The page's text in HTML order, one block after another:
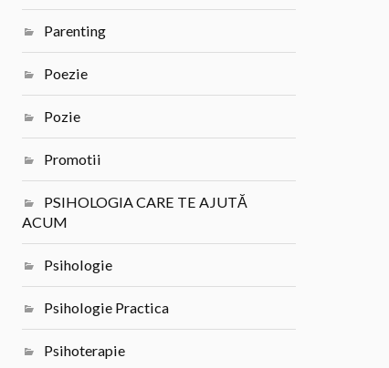
Parenting
Poezie
Pozie
Promotii
PSIHOLOGIA CARE TE AJUTĂ
ACUM
Psihologie
Psihologie Practica
Psihoterapie